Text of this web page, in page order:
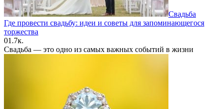
Свадьба
Где провести свадьбу: идеи и советы для запоминающегося
торжества
01.7к.
Свадьба — это одно из самых важных событий в жизни